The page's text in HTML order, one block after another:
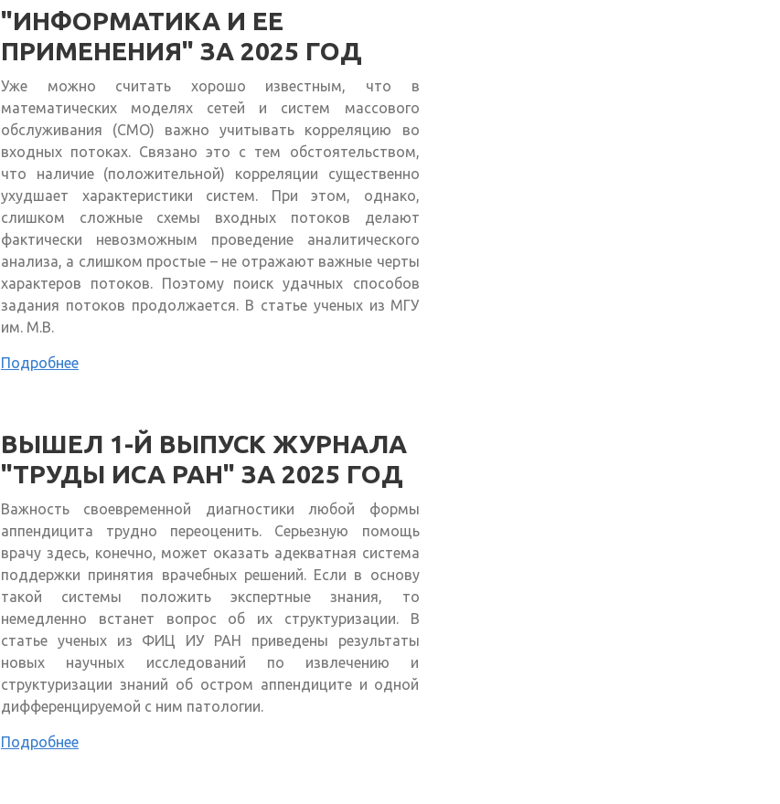
"ИНФОРМАТИКА И ЕЕ
ПРИМЕНЕНИЯ" ЗА 2025 ГОД
Уже можно считать хорошо известным, что в
математических моделях сетей и систем массового
обслуживания (СМО) важно учитывать корреляцию во
входных потоках. Связано это с тем обстоятельством,
что наличие (положительной) корреляции существенно
ухудшает характеристики систем. При этом, однако,
слишком сложные схемы входных потоков делают
фактически невозможным проведение аналитического
анализа, а слишком простые – не отражают важные черты
характеров потоков. Поэтому поиск удачных способов
задания потоков продолжается. В статье ученых из МГУ
им. М.В.
Подробнее
ВЫШЕЛ 1-Й ВЫПУСК ЖУРНАЛА
"ТРУДЫ ИСА РАН" ЗА 2025 ГОД
Важность своевременной диагностики любой формы
аппендицита трудно переоценить. Серьезную помощь
врачу здесь, конечно, может оказать адекватная система
поддержки принятия врачебных решений. Если в основу
такой системы положить экспертные знания, то
немедленно встанет вопрос об их структуризации. В
статье ученых из ФИЦ ИУ РАН приведены результаты
новых научных исследований по извлечению и
структуризации знаний об остром аппендиците и одной
дифференцируемой с ним патологии.
Подробнее